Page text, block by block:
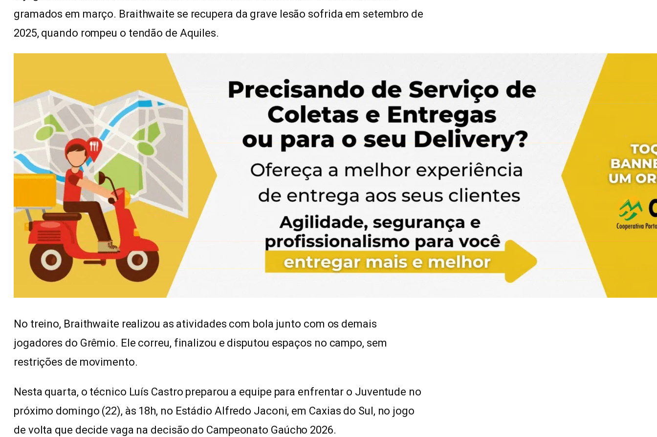
gramados em março. Braithwaite se recupera da grave lesão sofrida em setembro de
2025, quando rompeu o tendão de Aquiles.
No treino, Braithwaite realizou as atividades com bola junto com os demais
jogadores do Grêmio. Ele correu, finalizou e disputou espaços no campo, sem
restrições de movimento.
Nesta quarta, o técnico Luís Castro preparou a equipe para enfrentar o Juventude no
próximo domingo (22), às 18h, no Estádio Alfredo Jaconi, em Caxias do Sul, no jogo
de volta que decide vaga na decisão do Campeonato Gaúcho 2026.